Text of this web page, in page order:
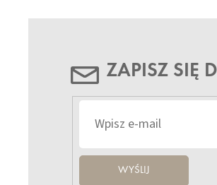
ZAPISZ SIĘ
WYŚLIJ